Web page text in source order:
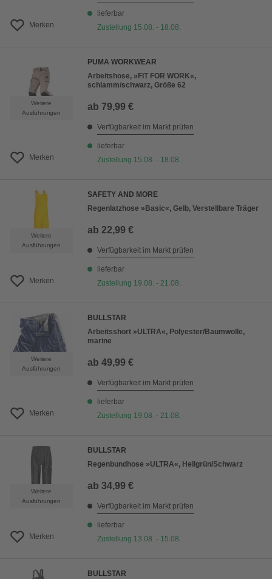
Merken
lieferbar
Zustellung 15.08. - 18.08.
Weitere
Ausführungen
Merken
PUMA WORKWEAR
Arbeitshose, »FIT FOR WORK«,
schlamm/schwarz, Größe 62
ab 79,99 €
Verfügbarkeit im Markt prüfen
lieferbar
Zustellung 15.08. - 18.08.
Weitere
Ausführungen
Merken
SAFETY AND MORE
Regenlatzhose »Basic«, Gelb, Verstellbare Träger
ab 22,99 €
Verfügbarkeit im Markt prüfen
lieferbar
Zustellung 19.08. - 21.08.
Weitere
Ausführungen
Merken
BULLSTAR
Arbeitsshort »ULTRA«, Polyester/Baumwolle,
marine
ab 49,99 €
Verfügbarkeit im Markt prüfen
lieferbar
Zustellung 19.08. - 21.08.
Weitere
Ausführungen
Merken
BULLSTAR
Regenbundhose »ULTRA«, Hellgrün/Schwarz
ab 34,99 €
Verfügbarkeit im Markt prüfen
lieferbar
Zustellung 13.08. - 15.08.
BULLSTAR